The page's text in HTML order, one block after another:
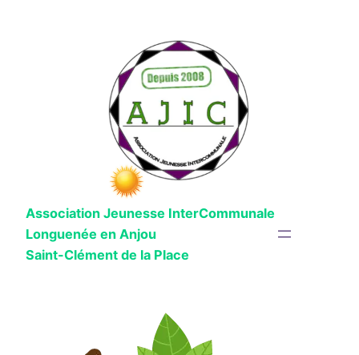
Association Jeunesse InterCommunale
Longuenée en Anjou
Saint-Clément de la Place